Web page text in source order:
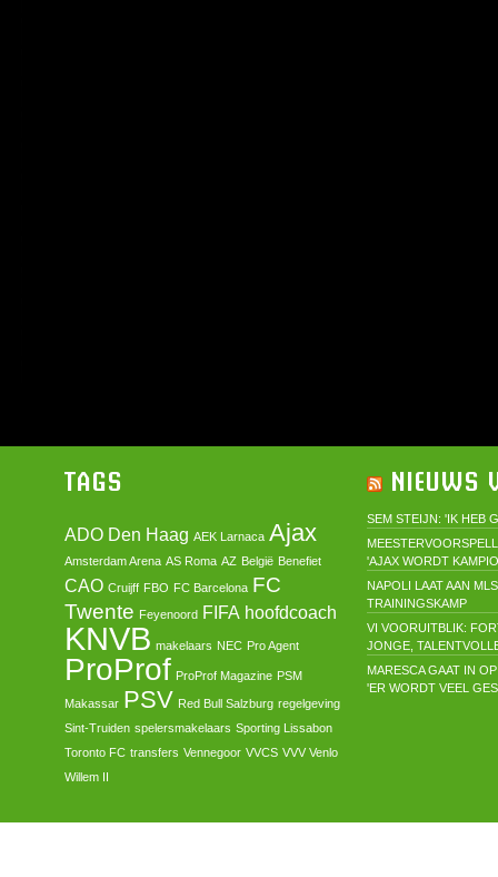
TAGS
ADO Den Haag AEK Larnaca Ajax
Amsterdam Arena AS Roma AZ België Benefiet
CAO Cruijff FBO FC Barcelona FC
Twente Feyenoord FIFA hoofdcoach
KNVB makelaars NEC Pro Agent
ProProf ProProf Magazine PSM
Makassar PSV Red Bull Salzburg regelgeving
Sint-Truiden spelersmakelaars Sporting Lissabon
Toronto FC transfers Vennegoor VVCS VVV Venlo
Willem II
NIEUWS
SEM STEIJN: 'IK HEB
'AJAX WORDT
NAPOLI LAAT AAN
TRAININGSKAMP
VI VOORUITBLIK:
JONGE,
MARESCA GAAT IN
'ER WORDT VEEL